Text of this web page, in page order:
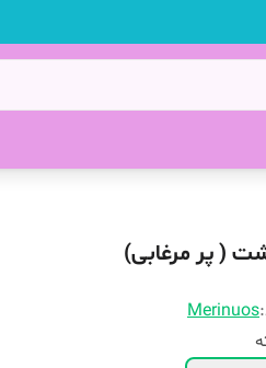
( پر مرغابی)
Merinuos